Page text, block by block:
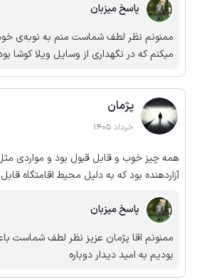
میکنم ایشون هم مشتری هاشون بیشتر بشه.
پاسخ میزبان
ممنونم نظر لطف شماست منم به نوبه‌ی
میکنم که در نگهداری از وسایل ویلا کوشا
پژمان
خرداد 1405
همه چیز خوب و قابل قبول بود و مواردی
آزاردهنده بود که به دلیل محیط اقامتگاه
پاسخ میزبان
ممنونم اقا پژمان عزیز نظر لطف شماست
بودیم به امید دیدار دوباره